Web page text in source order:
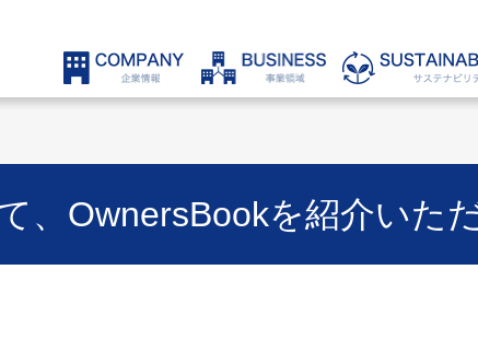
、OwnersBookを紹介いた